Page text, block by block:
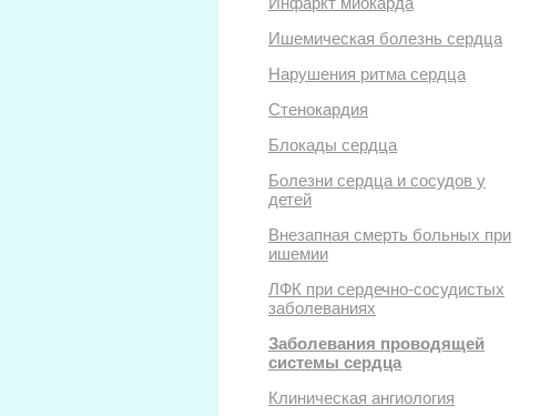
Ишемическая болезнь сердца
Нарушения ритма сердца
Стенокардия
Блокады сердца
Болезни сердца и сосудов у
детей
Внезапная смерть больных при
ишемии
ЛФК при сердечно-сосудистых
заболеваниях
Заболевания проводящей
системы сердца
Клиническая ангиология